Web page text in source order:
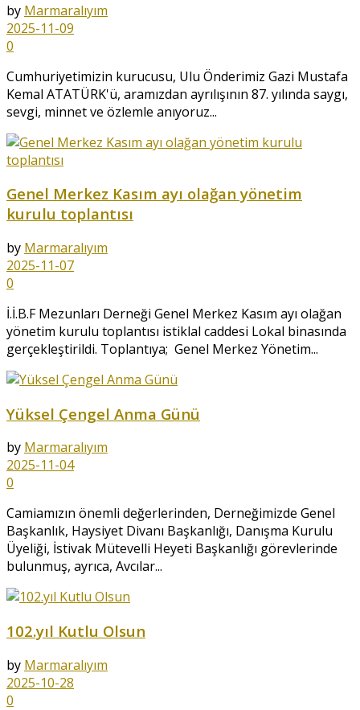
by Marmaralıyım
2025-11-09
0
Cumhuriyetimizin kurucusu, Ulu Önderimiz Gazi Mustafa
Kemal ATATÜRK'ü, aramızdan ayrılışının 87. yılında saygı,
sevgi, minnet ve özlemle anıyoruz...
Genel Merkez Kasım ayı olağan yönetim
kurulu toplantısı
by Marmaralıyım
2025-11-07
0
İ.İ.B.F Mezunları Derneği Genel Merkez Kasım ayı olağan
yönetim kurulu toplantısı istiklal caddesi Lokal binasında
gerçekleştirildi. Toplantıya; Genel Merkez Yönetim...
Yüksel Çengel Anma Günü
by Marmaralıyım
2025-11-04
0
Camiamızın önemli değerlerinden, Derneğimizde Genel
Başkanlık, Haysiyet Divanı Başkanlığı, Danışma Kurulu
Üyeliği, İstivak Mütevelli Heyeti Başkanlığı görevlerinde
bulunmuş, ayrıca, Avcılar...
102.yıl Kutlu Olsun
by Marmaralıyım
2025-10-28
0